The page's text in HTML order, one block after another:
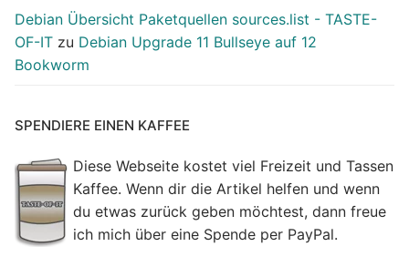
Debian Übersicht Paketquellen sources.list - TASTE-
OF-IT zu Debian Upgrade 11 Bullseye auf 12
Bookworm
SPENDIERE EINEN KAFFEE
Diese Webseite kostet viel Freizeit und Tassen
Kaffee. Wenn dir die Artikel helfen und wenn
du etwas zurück geben möchtest, dann freue
ich mich über eine Spende per PayPal.